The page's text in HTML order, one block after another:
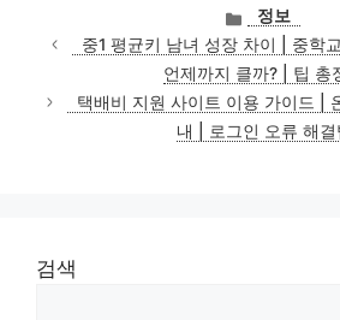
카
테
고
리
정보
중1 평균키 남녀 성장 차이 | 중학
언제까지 클까? | 팁 총
택배비 지원 사이트 이용 가이드 |
내 | 로그인 오류 해결
검색